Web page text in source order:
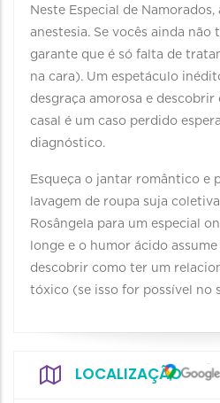
Neste Especial de
anestesia. Se vocês ainda não
garante que é só falta de
na cara). Um espetáculo
desgraça amorosa e
casal é um caso perdido
diagnóstico.
Esqueça o jantar romântico e
lavagem de roupa suja
Rosângela para um especial
longe e o humor ácido
descobrir como ter um
tóxico (se isso for possível no
LOCALIZAÇÃO